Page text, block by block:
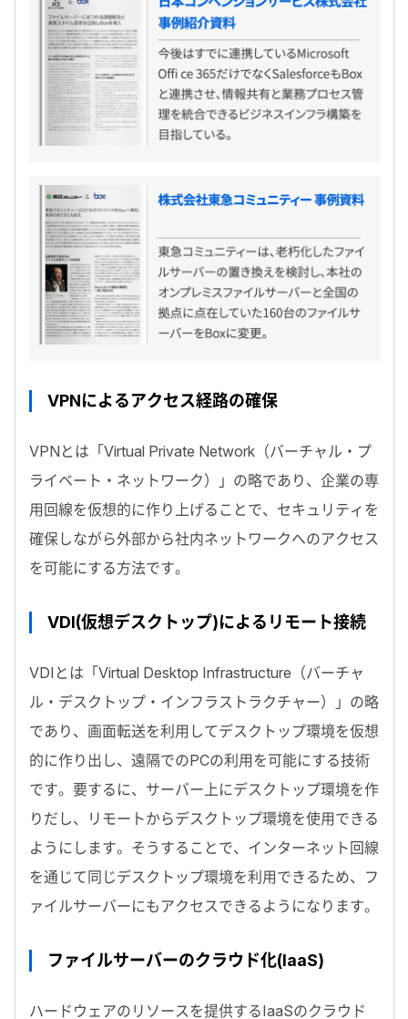
VPNによるアクセス経路の確保
VPNとは「Virtual Private Network（バーチャル・プ
ライベート・ネットワーク）」の略であり、企業の専
用回線を仮想的に作り上げることで、セキュリティを
確保しながら外部から社内ネットワークへのアクセス
を可能にする方法です。
VDI(仮想デスクトップ)によるリモート接続
VDIとは「Virtual Desktop Infrastructure（バーチャ
ル・デスクトップ・インフラストラクチャー）」の略
であり、画面転送を利用してデスクトップ環境を仮想
的に作り出し、遠隔でのPCの利用を可能にする技術
です。要するに、サーバー上にデスクトップ環境を作
りだし、リモートからデスクトップ環境を使用できる
ようにします。そうすることで、インターネット回線
を通じて同じデスクトップ環境を利用できるため、フ
ァイルサーバーにもアクセスできるようになります。
ファイルサーバーのクラウド化(IaaS)
ハードウェアのリソースを提供するIaaSのクラウド